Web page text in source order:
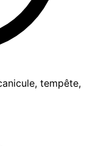
tempête,